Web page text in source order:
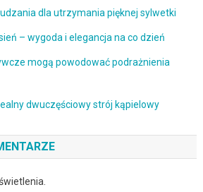
dla utrzymania pięknej sylwetki
– wygoda i elegancja na co dzień
mogą powodować podrażnienia
dwuczęściowy strój kąpielowy